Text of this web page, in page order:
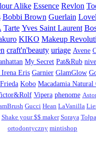
Alike Essence Revlon
Bobbi Brown Guerlain
Tarte Yves Saint Laurent
KIKO Makeup
craft'n'beauty uriage Avene
My Secret Pat&Rub
Eris Garnier GlamGlow
Kobo Macadamia Natural
Vipera phenome
Gucci Hean LaVanilla
Shake your $$ maker Soraya Tołpa
ortodontyczny mintishop